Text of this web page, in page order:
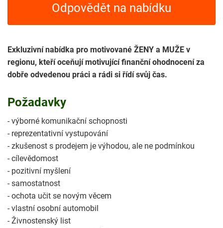
Odpovědět na nabídku
Exkluzivní nabídka pro motivované ŽENY a MUŽE v
regionu, kteří oceňují motivující finanční ohodnocení za
dobře odvedenou práci a rádi si řídí svůj čas.
Požadavky
- výborné komunikační schopnosti
- reprezentativní vystupování
- zkušenost s prodejem je výhodou, ale ne podmínkou
- cílevědomost
- pozitivní myšlení
- samostatnost
- ochota učit se novým věcem
- vlastní osobní automobil
- Živnostenský list